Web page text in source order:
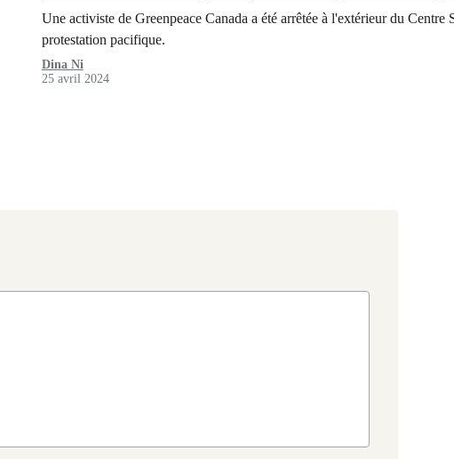
Une activiste de Greenpeace Canada a été arrêtée à l'extérieur du
protestation pacifique.
Dina Ni
25 avril 2024